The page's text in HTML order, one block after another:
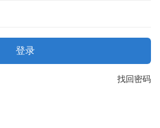
登录
找回密码